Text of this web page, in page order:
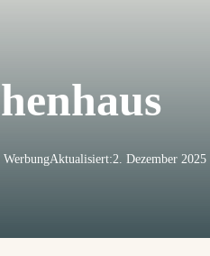
Aktualisiert:2. Dezember 2025